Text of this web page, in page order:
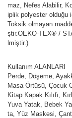
maz, Nefes Alabilir,
iplik polyester olduğu
Toksik olmayan
ştir.OEKO-TEX® /
lmiştir.)
Kullanım ALANLARI
Perde, Döşeme,
Masa Örtüsü, Çocuk
Kitap Kapak Kılıfı,
Yuva Yatak, Bebek
ta, Yüz Maskesi,